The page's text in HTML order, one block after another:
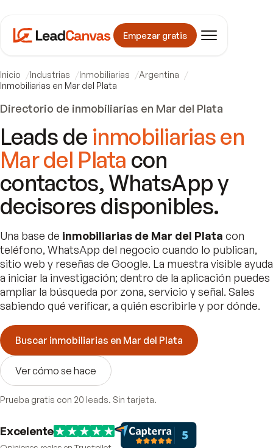
Empezar gratis
Inicio Industrias Inmobiliarias
Argentina
Inmobiliarias en Mar del Plata
Directorio de inmobiliarias en Mar del Plata
Leads de inmobiliarias en
Mar del Plata con
contactos, WhatsApp y
decisores disponibles.
Una base de inmobiliarias de Mar del Plata con
teléfono, WhatsApp del negocio cuando lo publican,
sitio web y reseñas de Google. La muestra visible ayuda
a iniciar la investigación; dentro de la aplicación puedes
ampliar la búsqueda por zona, servicio y señal. Sales
sabiendo qué verificar, a quién escribirle y por dónde.
Buscar inmobiliarias en Mar del Plata
Ver cómo se hace
Prueba gratis con 20 leads. Sin tarjeta.
Excelente